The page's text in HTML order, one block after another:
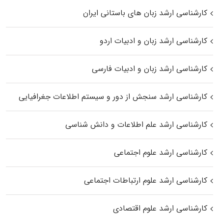
کارشناسی ارشد زبان‌ های باستانی ایران
کارشناسی ارشد زبان و ادبیات اردو
کارشناسی ارشد زبان و ادبیات فارسی
کارشناسی ارشد سنجش از دور و سیستم اطلاعات جغرافیایی
کارشناسی ارشد علم اطلاعات و دانش شناسی
کارشناسی ارشد علوم اجتماعی
کارشناسی ارشد علوم ارتباطات اجتماعی
کارشناسی ارشد علوم اقتصادی